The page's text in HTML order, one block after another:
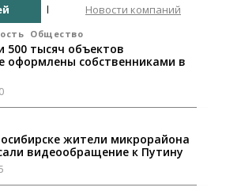
Новости компаний
Общество
500 тысяч объектов
оформлены собственниками в
жители микрорайона
видеообращение к Путину